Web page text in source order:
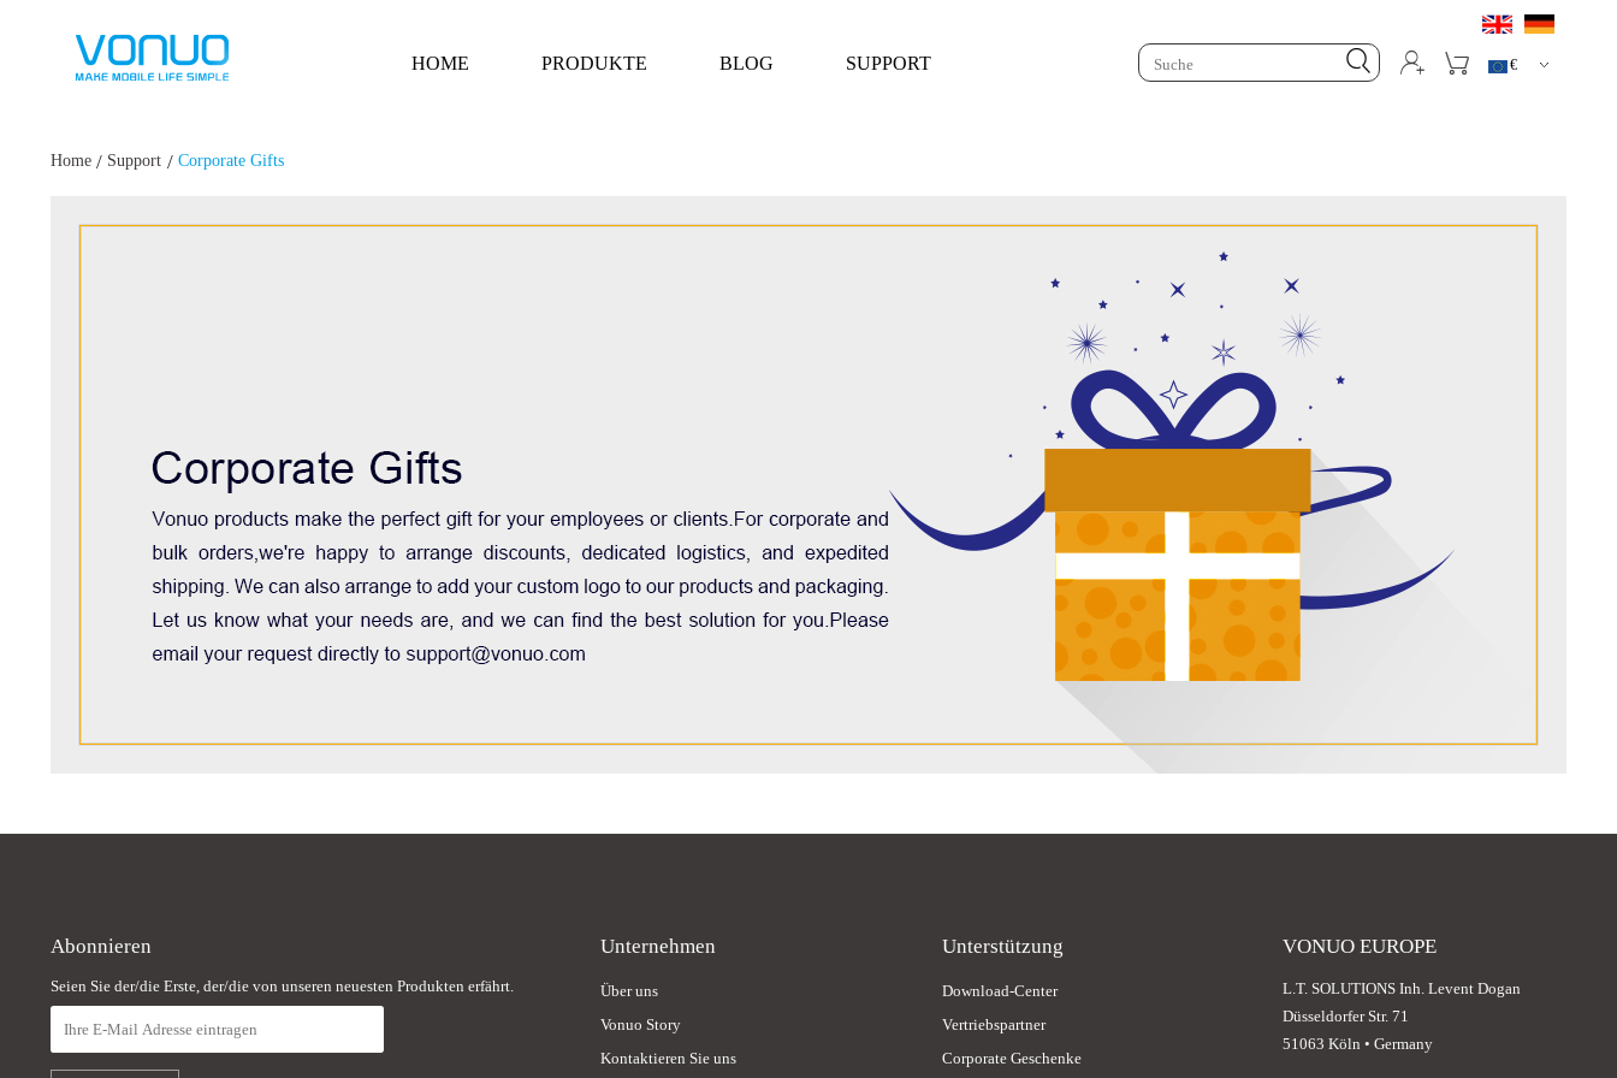
HOME PRODUKTE BLOG SUPPORT    €
Home / Support / Corporate Gifts
Abonnieren
Seien Sie der/die Erste, der/die von unseren neuesten Produkten erfährt.
Unternehmen
Über uns
Vonuo Story
Kontaktieren Sie uns
Unterstützung
Download-Center
Vertriebspartner
Corporate Geschenke
VONUO EUROPE
L.T. SOLUTIONS Inh. Levent Dogan
Düsseldorfer Str. 71
51063 Köln • Germany